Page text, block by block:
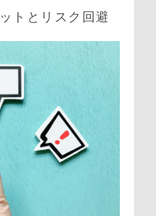
トとリスク回避